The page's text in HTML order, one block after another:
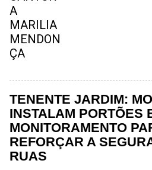
vendendo as
valor de R$20
assessoria da
Mendonça, se
caso.
só em
TENENTE JARDIM:
INSTALAM PORTÕES
MONITORAMENTO
REFORÇAR A
RUAS